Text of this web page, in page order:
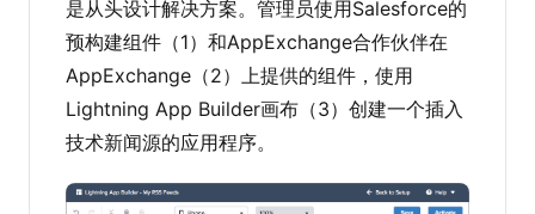
是从头设计解决方案。管理员使用Salesforce的
预构建组件（1）和AppExchange合作伙伴在
AppExchange（2）上提供的组件，使用
Lightning App Builder画布（3）创建一个插入
技术新闻源的应用程序。